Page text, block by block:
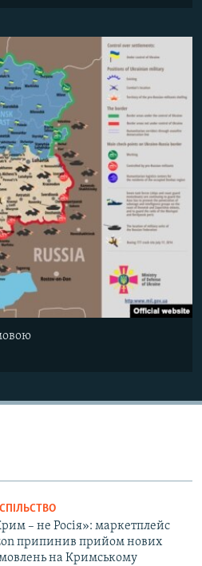
– не Росія»: маркетплейс
припинив прийом нових
на Кримському